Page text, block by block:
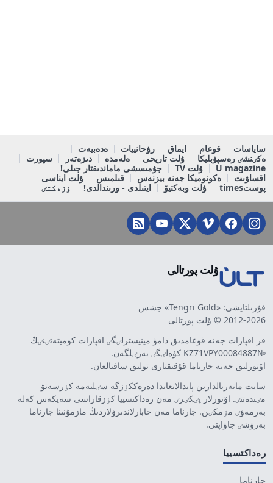
ساياسات قوعام ايماق رۋحانييات
ەدەبيەت
ەكٸنشٸ رەسپۋبليكا
ۇلت تاريحى ەلەمدە دىزەتەر
سپورت
U magazine
ۇلت TV
جۇمىسشى ماماندىقتار جىلى!
اقساۋىت
ەكونوميكا جەنە بيزنەس قىلمىس
ۇلت ايناسى
پوستtimes
ۇلت وبەكتيۆ ايتىلدى - ورىندالدى! ٶزەكتٸ
ۇلت پورتالى
قۇرىلتايشى: «Tengri Gold» جشس
2012-2026 © ۇلت پورتالى
قر اقپارات جەنە قوعامدىق دامۋ مينيسترلٸگٸ اقپارات كوميتەتٸنٸڭ
№KZ71VPY00084887 كۋەلٸگٸ بەرٸلگەن.
اۆتورلىق جەنە جارناما قۇقىقتارى تولىق ساقتالعان.
سايت ماتەريالدارىن پايدالانعاندا دەرەككٶزگە سٸلتەمە كٶرسەتۋ
مٸندەتتٸ. اۆتورلار پٸكٸرٸ مەن رەداكتسييا كٶزقاراسى سەيكەس كەلە
بەرمەۋٸ مٷمكٸن. جارناما مەن حابارلاندىرۋلاردىڭ مازمۇنىنا جارناما
بەرۋشٸ جاۋاپتى.
رەداكتسييا
جارناما